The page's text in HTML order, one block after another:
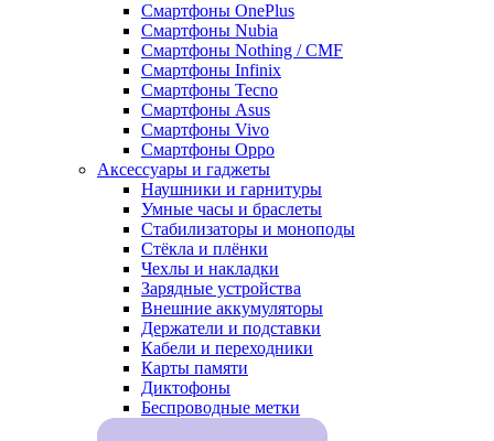
Смартфоны OnePlus
Смартфоны Nubia
Смартфоны Nothing / CMF
Смартфоны Infinix
Смартфоны Tecno
Смартфоны Asus
Смартфоны Vivo
Смартфоны Oppo
Аксессуары и гаджеты
Наушники и гарнитуры
Умные часы и браслеты
Стабилизаторы и моноподы
Стёкла и плёнки
Чехлы и накладки
Зарядные устройства
Внешние аккумуляторы
Держатели и подставки
Кабели и переходники
Карты памяти
Диктофоны
Беспроводные метки